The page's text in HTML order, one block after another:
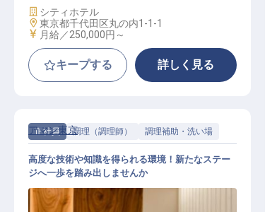
施設業態
シティホテル
勤務地
東京都千代田区丸の内1-1-1
給与
月給／250,000円～
キープする 詳しく見る
正社員 調理（調理師） 調理補助・洗い場
アマン東京
高度な技術や知識を得られる環境！新たなステー
ジへ一歩を踏み出しませんか